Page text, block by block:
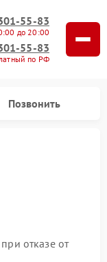
55-83
до 20:00
55-83
по РФ
Позвонить
отказе от